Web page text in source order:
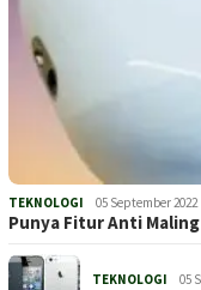
TEKNOLOGI 05 September 2022
Punya Fitur Anti
TEKNOLOGI 05